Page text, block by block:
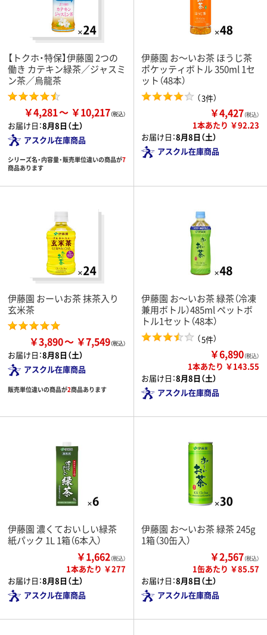
【トクホ・特保】伊藤園 2つの
働き カテキン緑茶／ジャスミ
ン茶／烏龍茶
￥4,281 ￥10,217
お届け日：8月8日（土）
アスクル在庫商品
シリーズ名・内容量・販売単位違いの商品が7
商品あります
伊藤園 お～いお茶 ほうじ茶
ポケッティボトル 350ml 1セ
ット（48本）
（3件）
￥4,427（税込）
1本あたり ￥92.23
お届け日：8月8日（土）
アスクル在庫商品
伊藤園 おーいお茶 抹茶入り
玄米茶
￥3,890 ￥7,549
お届け日：8月8日（土）
アスクル在庫商品
販売単位違いの商品が2商品あります
伊藤園 お～いお茶 緑茶（冷凍
兼用ボトル）485ml ペットボ
トル1セット（48本）
（5件）
￥6,890（税込）
1本あたり ￥143.55
お届け日：8月8日（土）
アスクル在庫商品
伊藤園 濃くておいしい緑茶
紙パック 1L 1箱（6本入）
￥1,662（税込）
1本あたり ￥277
お届け日：8月8日（土）
アスクル在庫商品
伊藤園 お～いお茶 緑茶 245g
1箱（30缶入）
￥2,567（税込）
1缶あたり ￥85.57
お届け日：8月8日（土）
アスクル在庫商品